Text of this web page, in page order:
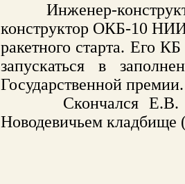
Инженер-
конструктор ОКБ-10
ракетного старта. Его
запускаться в
Государственной премии.
Скончался Е.В.
Новодевичьем кладбище